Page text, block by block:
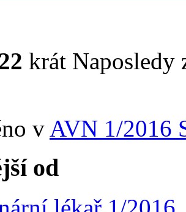
krát Naposledy
v AVN 1/2016
od